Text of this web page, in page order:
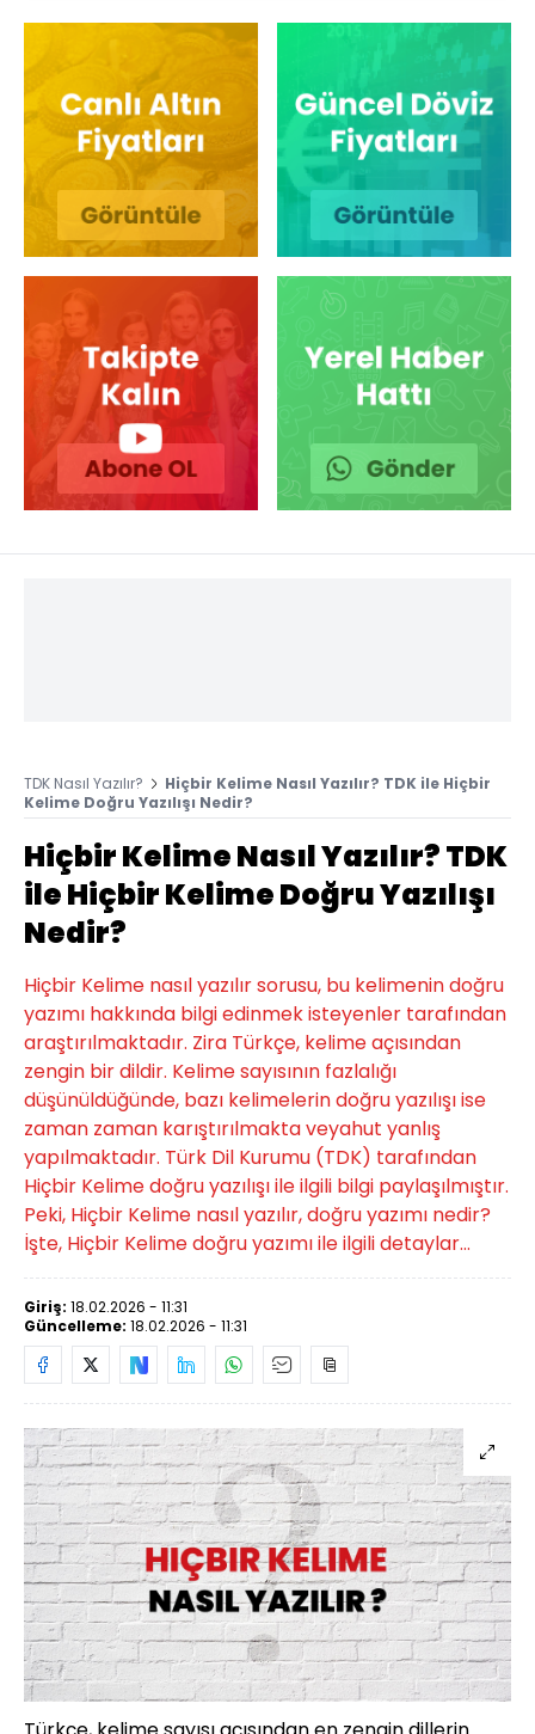
TDK Nasıl Yazılır?
Hiçbir Kelime Nasıl Yazılır? TDK ile Hiçbir
Kelime Doğru Yazılışı Nedir?
Hiçbir Kelime Nasıl Yazılır? TDK
ile Hiçbir Kelime Doğru Yazılışı
Nedir?
Hiçbir Kelime nasıl yazılır sorusu, bu kelimenin doğru
yazımı hakkında bilgi edinmek isteyenler tarafından
araştırılmaktadır. Zira Türkçe, kelime açısından
zengin bir dildir. Kelime sayısının fazlalığı
düşünüldüğünde, bazı kelimelerin doğru yazılışı ise
zaman zaman karıştırılmakta veyahut yanlış
yapılmaktadır. Türk Dil Kurumu (TDK) tarafından
Hiçbir Kelime doğru yazılışı ile ilgili bilgi paylaşılmıştır.
Peki, Hiçbir Kelime nasıl yazılır, doğru yazımı nedir?
İşte, Hiçbir Kelime doğru yazımı ile ilgili detaylar...
Giriş: 18.02.2026 - 11:31
Güncelleme: 18.02.2026 - 11:31